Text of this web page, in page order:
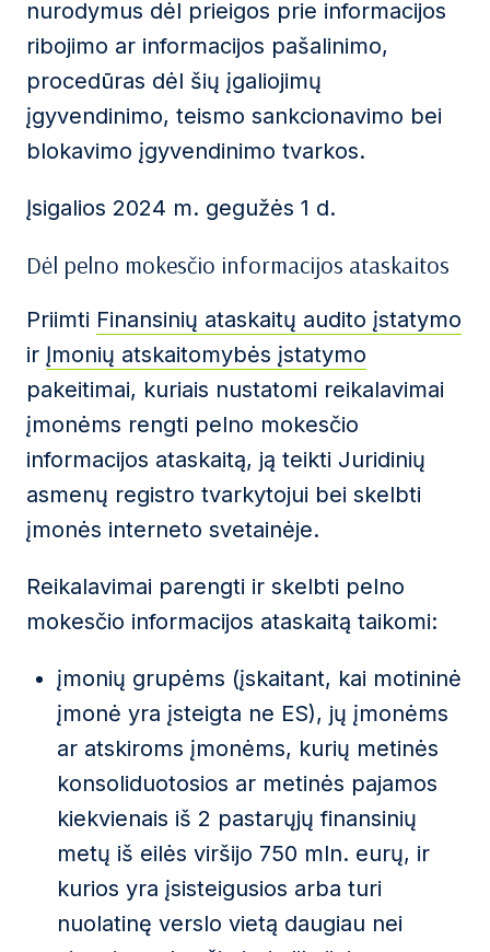
nurodymus dėl prieigos prie informacijos
ribojimo ar informacijos pašalinimo,
procedūras dėl šių įgaliojimų
įgyvendinimo, teismo sankcionavimo bei
blokavimo įgyvendinimo tvarkos.
Įsigalios 2024 m. gegužės 1 d.
Dėl pelno mokesčio informacijos ataskaitos
Priimti Finansinių ataskaitų audito įstatymo
ir Įmonių atskaitomybės įstatymo
pakeitimai, kuriais nustatomi reikalavimai
įmonėms rengti pelno mokesčio
informacijos ataskaitą, ją teikti Juridinių
asmenų registro tvarkytojui bei skelbti
įmonės interneto svetainėje.
Reikalavimai parengti ir skelbti pelno
mokesčio informacijos ataskaitą taikomi:
įmonių grupėms (įskaitant, kai motininė
įmonė yra įsteigta ne ES), jų įmonėms
ar atskiroms įmonėms, kurių metinės
konsoliduotosios ar metinės pajamos
kiekvienais iš 2 pastarųjų finansinių
metų iš eilės viršijo 750 mln. eurų, ir
kurios yra įsisteigusios arba turi
nuolatinę verslo vietą daugiau nei